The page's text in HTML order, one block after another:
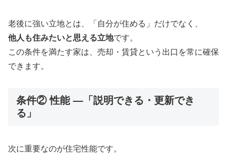
老後に強い立地とは、「自分が住める」だけでなく、
他人も住みたいと思える立地です。
この条件を満たす家は、売却・賃貸という出口を常に確保
できます。
条件② 性能 ―「説明できる・更新でき
る」
次に重要なのが住宅性能です。